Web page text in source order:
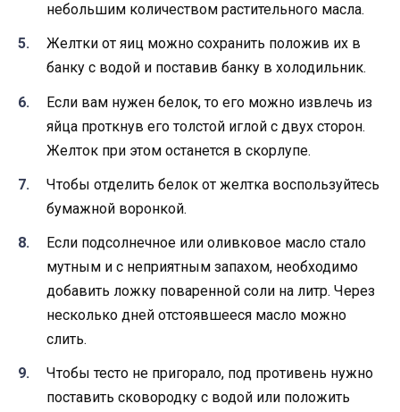
небольшим количеством растительного масла.
Желтки от яиц можно сохранить положив их в
банку с водой и поставив банку в холодильник.
Если вам нужен белок, то его можно извлечь из
яйца проткнув его толстой иглой с двух сторон.
Желток при этом останется в скорлупе.
Чтобы отделить белок от желтка воспользуйтесь
бумажной воронкой.
Если подсолнечное или оливковое масло стало
мутным и с неприятным запахом, необходимо
добавить ложку поваренной соли на литр. Через
несколько дней отстоявшееся масло можно
слить.
Чтобы тесто не пригорало, под противень нужно
поставить сковородку с водой или положить